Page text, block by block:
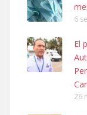
SHIBA PERDIDO
PERRO MACHO
06/07/2025
Leales.org » Gran
6
El
26